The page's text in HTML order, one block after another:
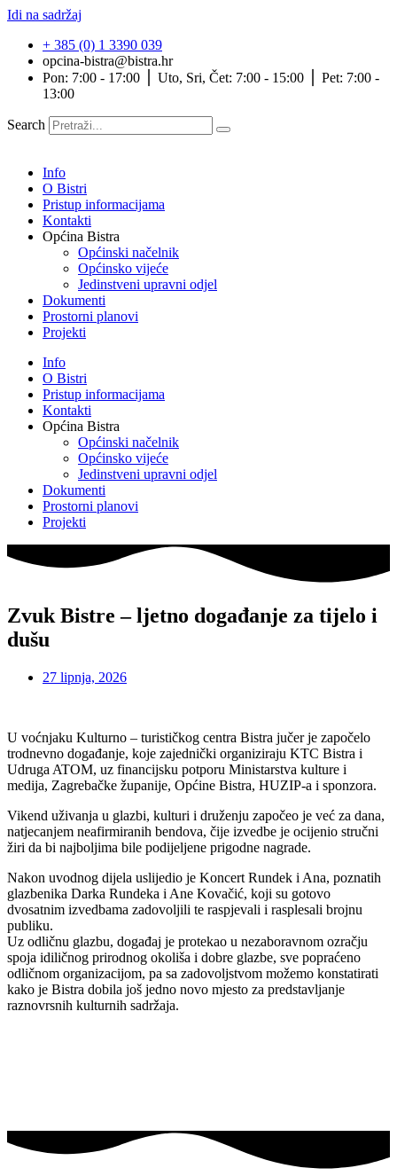
Idi na sadržaj
+ 385 (0) 1 3390 039
opcina-bistra@bistra.hr
Pon: 7:00 - 17:00 ⎪ Uto, Sri, Čet: 7:00 - 15:00 ⎪ Pet: 7:00 -
13:00
Search
Info
O Bistri
Pristup informacijama
Kontakti
Općina Bistra
Općinski načelnik
Općinsko vijeće
Jedinstveni upravni odjel
Dokumenti
Prostorni planovi
Projekti
Info
O Bistri
Pristup informacijama
Kontakti
Općina Bistra
Općinski načelnik
Općinsko vijeće
Jedinstveni upravni odjel
Dokumenti
Prostorni planovi
Projekti
Zvuk Bistre – ljetno događanje za tijelo i
dušu
27 lipnja, 2026
U voćnjaku Kulturno – turističkog centra Bistra jučer je započelo
trodnevno događanje, koje zajednički organiziraju KTC Bistra i
Udruga ATOM, uz financijsku potporu Ministarstva kulture i
medija, Zagrebačke županije, Općine Bistra, HUZIP-a i sponzora.
Vikend uživanja u glazbi, kulturi i druženju započeo je već za dana,
natjecanjem neafirmiranih bendova, čije izvedbe je ocijenio stručni
žiri da bi najboljima bile podijeljene prigodne nagrade.
Nakon uvodnog dijela uslijedio je Koncert Rundek i Ana, poznatih
glazbenika Darka Rundeka i Ane Kovačić, koji su gotovo
dvosatnim izvedbama zadovoljili te raspjevali i rasplesali brojnu
publiku.
Uz odličnu glazbu, događaj je protekao u nezaboravnom ozračju
spoja idiličnog prirodnog okoliša i dobre glazbe, sve popraćeno
odličnom organizacijom, pa sa zadovoljstvom možemo konstatirati
kako je Bistra dobila još jedno novo mjesto za predstavljanje
raznovrsnih kulturnih sadržaja.